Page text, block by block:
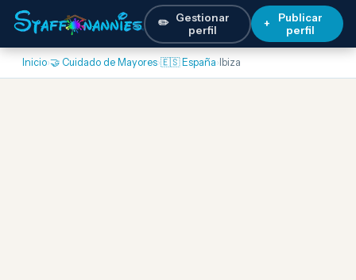
✏️ Gestionar
perfil
+
Publicar
perfil
Inicio›🤝 Cuidado de Mayores›🇪🇸 España› Ibiza